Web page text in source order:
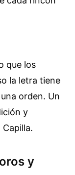
que los
la letra tiene
orden. Un
y
y